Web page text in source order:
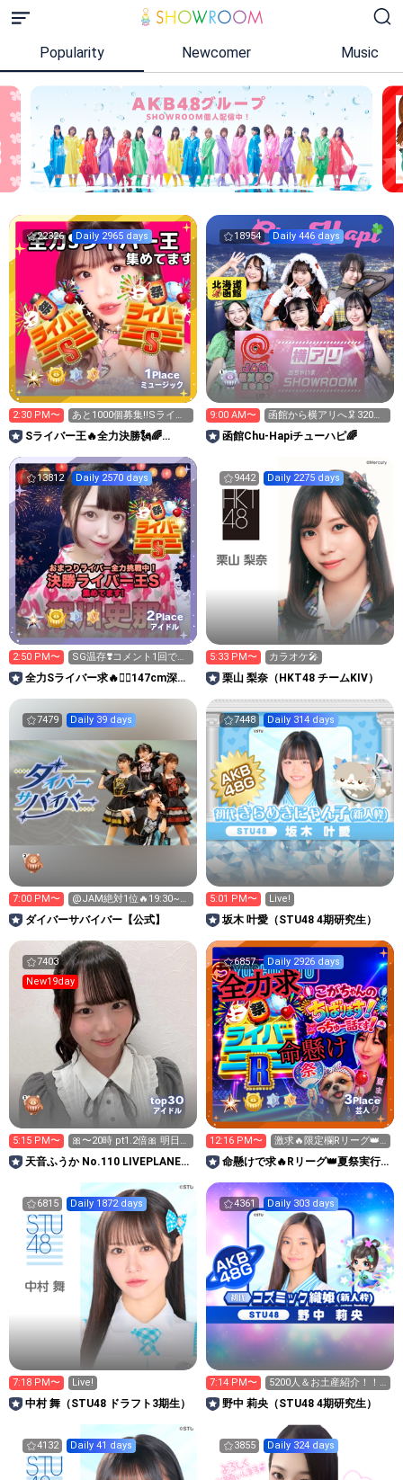
Popularity Newcomer Music
22326 Daily 2965 days
1 Place
ミュージック
2:30 PM〜
あと1000個募集‼️Sライバ
ー王👑投げれます！
Sライバー王🔥全力決勝🗽🌈
18954 Daily 446 days
9:00 AM〜
函館から横アリへ🦑320万
pt目標！キラ星求！
函館Chu-Hapiチューハピ🌈
13812 Daily 2570 days
2Place
アイドル
2:50 PM〜
SG温存❣️コメント1回で無
料の S求🧡
全力Sライバー求🔥❤️‍🔥147cm深川
9442 Daily 2275 days
5:33 PM〜 カラオケ🎤
栗山 梨奈（HKT48 チームKIV）
7479 Daily 39 days
7:00 PM〜
@JAM絶対1位🔥19:30~ｽ
ﾀﾗｼﾞやる気ご飯
‪ダイバーサバイバー【公式】
7448 Daily 314 days
5:01 PM〜 Live!
坂木 叶愛（STU48 4期研究生）
7403
New19day
top30
アイドル
5:15 PM〜
🎀〜20時 pt1.2倍🎀 明日8
時〜やります🍀
天音ふうか No.110 LIVEPLANET
6857 Daily 2926 days
3Place
芸人
12:16 PM〜
激求🔥限定欄Rリーグ👑0
時～枠に来れる方ギフト
温存
命懸けで求🔥Rリーグ👑夏祭実行
6815 Daily 1872 days
7:18 PM〜 Live!
中村 舞（STU48 ドラフト3期生）
4361 Daily 303 days
7:14 PM〜
5200人＆お土産紹介！！‎
🤍➞🩷
野中 莉央（STU48 4期研究生）
4132 Daily 41 days 3855 Daily 324 days